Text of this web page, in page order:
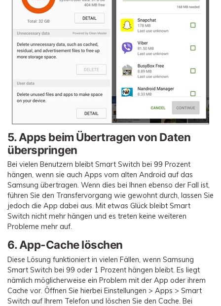
5. Apps beim Übertragen von Daten
überspringen
Bei vielen Benutzern bleibt Smart Switch bei 99 Prozent
hängen, wenn sie auch Apps vom alten Android auf das
Samsung übertragen. Wenn dies bei Ihnen ebenso der Fall ist,
führen Sie den Transfervorgang wie gewohnt durch, lassen Sie
jedoch die App dabei aus. Mit etwas Glück bleibt Smart
Switch nicht mehr hängen und es treten keine weiteren
Probleme mehr auf.
6. App-Cache löschen
Diese Lösung funktioniert in vielen Fällen, wenn Samsung
Smart Switch bei 99 oder 1 Prozent hängen bleibt. Es liegt
nämlich möglicherweise ein Problem mit der App oder ihrem
Cache vor. Öffnen Sie hierbei Einstellungen > Apps > Smart
Switch auf Ihrem Telefon und löschen Sie den Cache. Bei